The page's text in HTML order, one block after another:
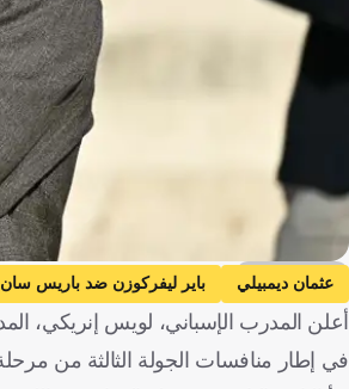
Getty Images
عثمان ديمبيلي باير ليفركوزن ضد باريس
أعلن المدرب الإسباني، لويس إنريكي،
في إطار منافسات الجولة الثالثة من